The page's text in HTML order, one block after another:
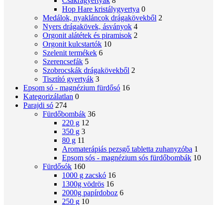
Hop Hare kristálygyertya 0
Medálok, nyakláncok drágakövekből 2
Nyers drágakövek, ásványok 4
Orgonit alátétek és piramisok 2
Orgonit kulcstartók 10
Szelenit termékek 6
Szerencsefák 5
Szobrocskák drágakövekből 2
Tisztító gyertyák 3
Epsom só - magnézium fürdősó 16
Kategorizálatlan 0
Parajdi só 274
Fürdőbombák 36
220 g 12
350 g 3
80 g 11
Aromaterápiás pezsgő tabletta zuhanyzóba 1
Epsom sós - magnézium sós fürdőbombák 10
Fürdősók 160
1000 g zacskó 16
1300g vödrös 16
2000g papírdoboz 6
250 g 10